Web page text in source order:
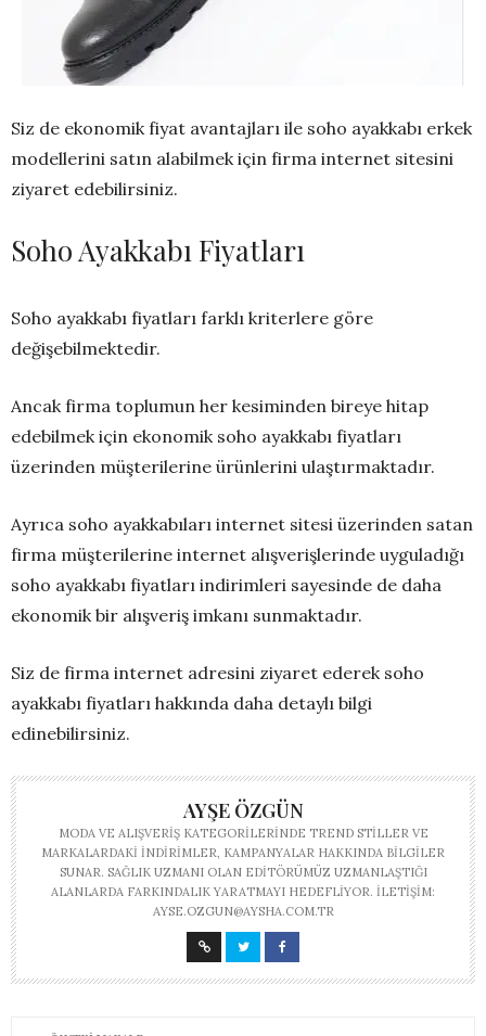
Siz de ekonomik fiyat avantajları ile soho ayakkabı erkek
modellerini satın alabilmek için firma internet sitesini
ziyaret edebilirsiniz.
Soho Ayakkabı Fiyatları
Soho ayakkabı fiyatları farklı kriterlere göre
değişebilmektedir.
Ancak firma toplumun her kesiminden bireye hitap
edebilmek için ekonomik soho ayakkabı fiyatları
üzerinden müşterilerine ürünlerini ulaştırmaktadır.
Ayrıca soho ayakkabıları internet sitesi üzerinden satan
firma müşterilerine internet alışverişlerinde uyguladığı
soho ayakkabı fiyatları indirimleri sayesinde de daha
ekonomik bir alışveriş imkanı sunmaktadır.
Siz de firma internet adresini ziyaret ederek soho
ayakkabı fiyatları hakkında daha detaylı bilgi
edinebilirsiniz.
AYŞE ÖZGÜN
MODA VE ALIŞVERIŞ KATEGORILERINDE TREND STILLER VE
MARKALARDAKI INDIRIMLER, KAMPANYALAR HAKKINDA BILGILER
SUNAR. SAĞLIK UZMANI OLAN EDITÖRÜMÜZ UZMANLAŞTIĞI
ALANLARDA FARKINDALIK YARATMAYI HEDEFLIYOR. İLETIŞIM:
AYSE.OZGUN@AYSHA.COM.TR